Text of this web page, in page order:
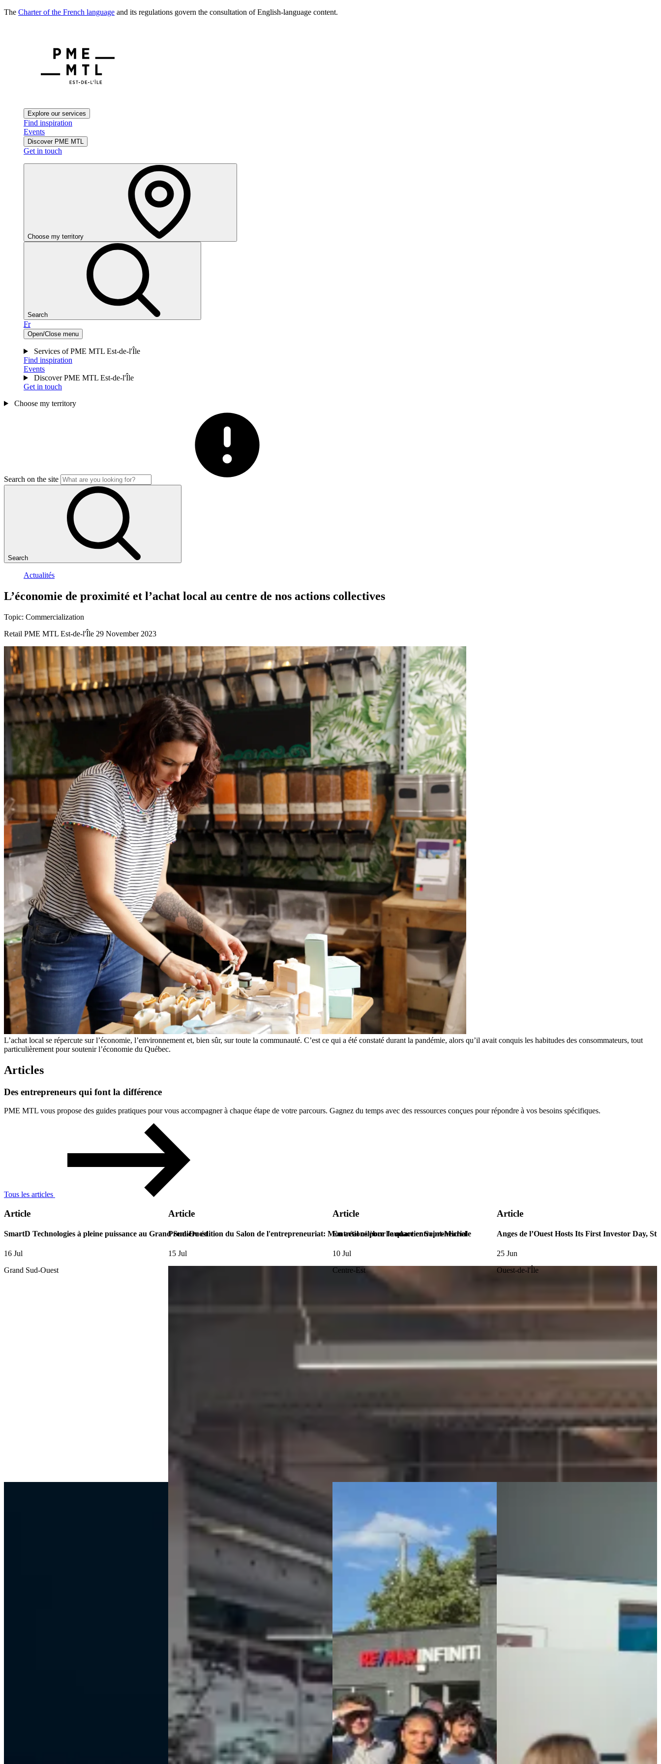
The Charter of the French language and its regulations govern the consultation of English-language content.
Explore our services
Find inspiration
Events
Discover PME MTL
Get in touch
Choose my territory
Search
Fr
Open/Close menu
Services of PME MTL Est-de-l'Île
Find inspiration
Events
Discover PME MTL Est-de-l'Île
Get in touch
Choose my territory
Search on the site
Search
Actualités
L’économie de proximité et l’achat local au centre de nos actions collectives
Topic: Commercialization
Retail PME MTL Est-de-l'Île 29 November 2023
L’achat local se répercute sur l’économie, l’environnement et, bien sûr, sur toute la communauté. C’est ce qui a été constaté durant la pandémie, alors qu’il avait conquis les habitudes des consommateurs, tout
particulièrement pour soutenir l’économie du Québec.
Articles
Des entrepreneurs qui font la différence
PME MTL vous propose des guides pratiques pour vous accompagner à chaque étape de votre parcours. Gagnez du temps avec des ressources conçues pour répondre à vos besoins spécifiques.
Tous les articles
Article
SmartD Technologies à pleine puissance au Grand Sud-Ouest
16 Jul
Grand Sud-Ouest
Article
Première édition du Salon de l'entrepreneuriat: Montréal célèbre l'audace entrepreneuriale
15 Jul
Article
En actions pour le quartier Saint-Michel
10 Jul
Centre-Est
Article
Anges de l’Ouest Hosts Its First Investor Day,
25 Jun
Ouest-de-l'Île